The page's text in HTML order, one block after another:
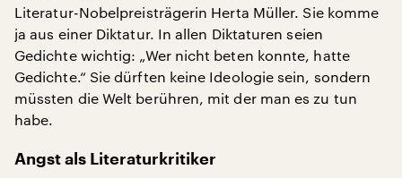
Literatur-Nobelpreisträgerin Herta Müller. Sie komme
ja aus einer Diktatur. In allen Diktaturen seien
Gedichte wichtig: „Wer nicht beten konnte, hatte
Gedichte.“ Sie dürften keine Ideologie sein, sondern
müssten die Welt berühren, mit der man es zu tun
habe.
Angst als Literaturkritiker